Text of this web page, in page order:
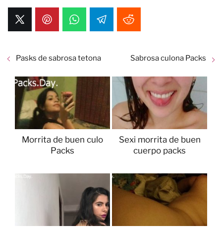
Pasks de sabrosa tetona Sabrosa culona Packs
Morrita de buen culo
Packs
Sexi morrita de buen
cuerpo packs